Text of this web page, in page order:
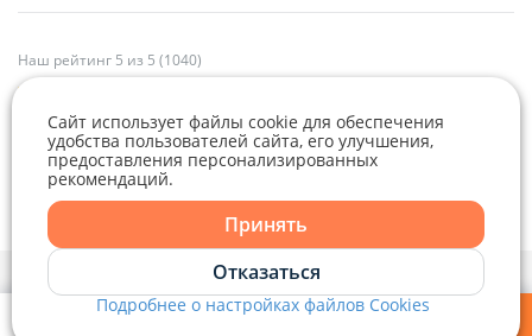
Telegram
Наш рейтинг 5 из 5 (1040)
Политика конфиденциальности,
Политика обработки файлов cookieиВыбор настроек Cookie
Сайт использует файлы cookie для обеспечения
удобства пользователей сайта, его улучшения,
предоставления персонализированных
рекомендаций.
Принять
Отказаться
Подробнее о настройках файлов Cookies